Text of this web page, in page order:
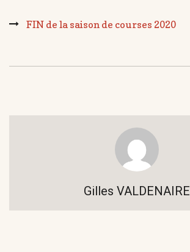
FIN de la saison de courses 2020
Gilles VALDENAIRE